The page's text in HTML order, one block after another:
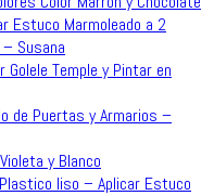
Estuco Marmoleado a 2
Susana
Temple y Pintar en
de Puertas y Armarios –
y Blanco
liso – Aplicar Estuco